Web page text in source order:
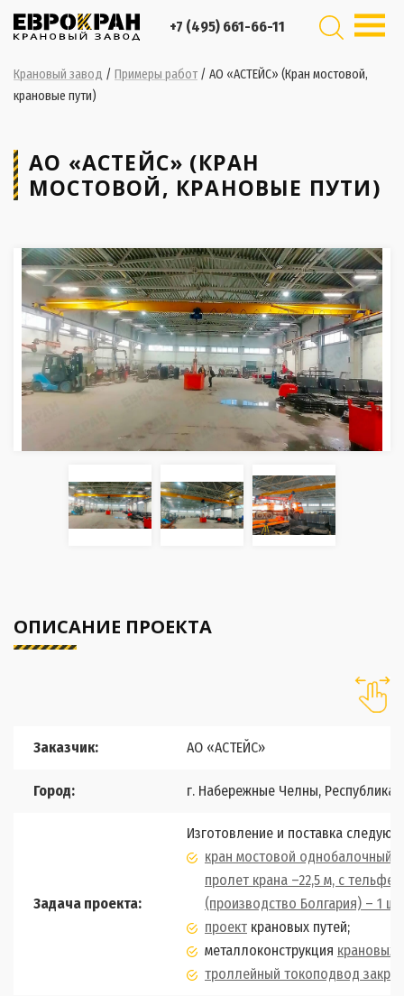
+7 (495) 661-66-11
Крановый завод / Примеры работ / АО «АСТЕЙС» (Кран мостовой,
крановые пути)
АО «АСТЕЙС» (КРАН
МОСТОВОЙ, КРАНОВЫЕ ПУТИ)
ОПИСАНИЕ ПРОЕКТА
Заказчик: АО «АСТЕЙС»
Город: г. Набережные Челны, Республика
Задача проекта:
Изготовление и поставка
кран мостовой однобалочный
пролет крана –22,5 м, с
(производство Болгария) – 1 шт;
проект крановых путей;
металлоконструкция крановых
троллейный токоподвод